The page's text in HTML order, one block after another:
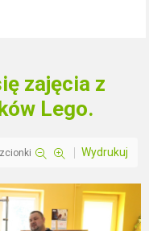
zajęcia z
Lego.
Wydrukuj